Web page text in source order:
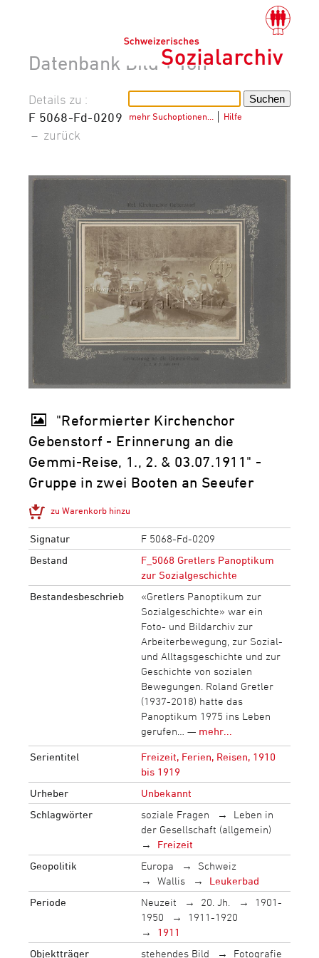
Datenbank Bild + Ton
mehr Suchoptionen… Hilfe
Details zu :
F 5068-Fd-0209
– zurück
"Reformierter Kirchenchor
Gebenstorf - Erinnerung an die
Gemmi-Reise, 1., 2. & 03.07.1911" -
Gruppe in zwei Booten an Seeufer
zu Warenkorb hinzu
Signatur
F 5068-Fd-0209
Bestand
F_5068 Gretlers Panoptikum
zur Sozialgeschichte
Bestandesbeschrieb
«Gretlers Panoptikum zur
Sozialgeschichte» war ein
Foto- und Bildarchiv zur
Arbeiterbewegung, zur Sozial-
und Alltagsgeschichte und zur
Geschichte von sozialen
Bewegungen. Roland Gretler
(1937-2018) hatte das
Panoptikum 1975 ins Leben
gerufen… — mehr...
Serientitel
Freizeit, Ferien, Reisen, 1910
bis 1919
Urheber
Unbekannt
Schlagwörter
soziale Fragen
Leben in
der Gesellschaft (allgemein)
Freizeit
Geopolitik
Europa
Schweiz
Wallis
Leukerbad
Periode
Neuzeit 20. Jh.
1901-
1950
1911-1920
1911
Objektträger
stehendes Bild Fotografie